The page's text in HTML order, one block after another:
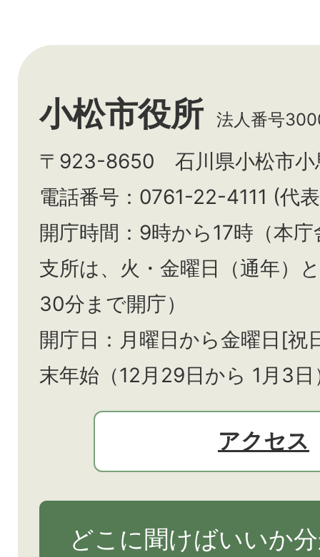
小松市役所 法人番号
〒923-8650 石川県小松市小
電話番号：0761-22-4111 (代
開庁時間：9時から17時（本
支所は、火・金曜日（通年）と
30分まで開庁）
開庁日：月曜日から金曜日[祝
末年始（12月29日から 1月3
アクセス
どこに聞けばいいか